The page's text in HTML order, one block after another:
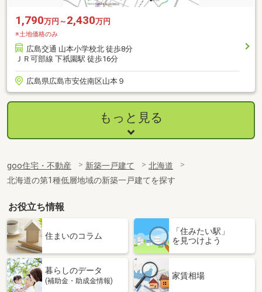
1,790万円～ 2,430万円
※土地価格のみ
広島交通 山本小学校北 徒歩8分
ＪＲ可部線 下祇園駅 徒歩16分
広島県広島市安佐南区山本９
もっと見る
goo住宅・不動産 新築一戸建て
北海道
北海道の第1種低層地域の新築一戸建てを探す
お役立ち情報
住まいのコラム
「住みたい駅」
を見つけよう
暮らしのデータ
(補助金・助成金情報)
家賃相場